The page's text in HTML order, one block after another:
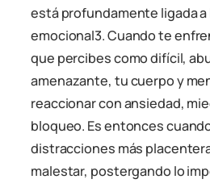
está profundamente ligada
emocional3. Cuando te
que percibes como difícil,
amenazante, tu cuerpo y
reaccionar con ansiedad,
bloqueo. Es entonces
distracciones más
malestar, postergando lo